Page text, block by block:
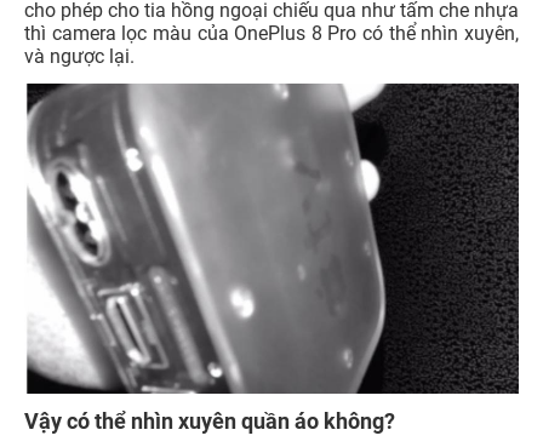
cho phép cho tia hồng ngoại chiếu qua như tấm che nhựa
thì camera lọc màu của OnePlus 8 Pro có thể nhìn xuyên,
và ngược lại.
Vậy có thể nhìn xuyên quần áo không?